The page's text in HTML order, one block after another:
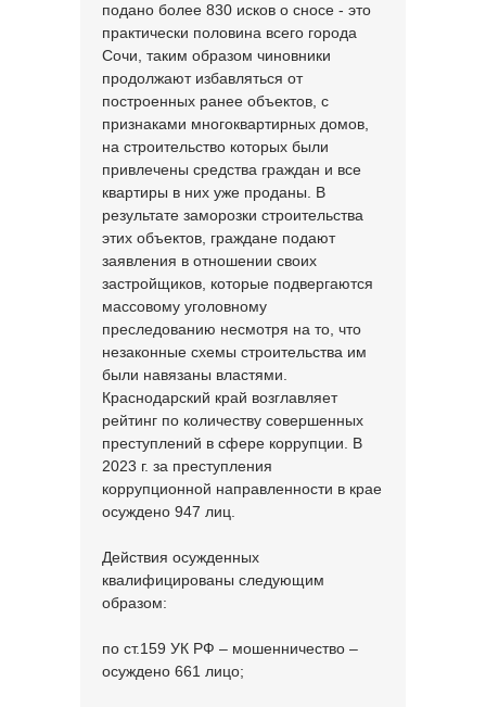
подано более 830 исков о сносе - это
практически половина всего города
Сочи, таким образом чиновники
продолжают избавляться от
построенных ранее объектов, с
признаками многоквартирных домов,
на строительство которых были
привлечены средства граждан и все
квартиры в них уже проданы. В
результате заморозки строительства
этих объектов, граждане подают
заявления в отношении своих
застройщиков, которые подвергаются
массовому уголовному
преследованию несмотря на то, что
незаконные схемы строительства им
были навязаны властями.
Краснодарский край возглавляет
рейтинг по количеству совершенных
преступлений в сфере коррупции. В
2023 г. за преступления
коррупционной направленности в крае
осуждено 947 лиц.
Действия осужденных
квалифицированы следующим
образом:
по ст.159 УК РФ – мошенничество –
осуждено 661 лицо;